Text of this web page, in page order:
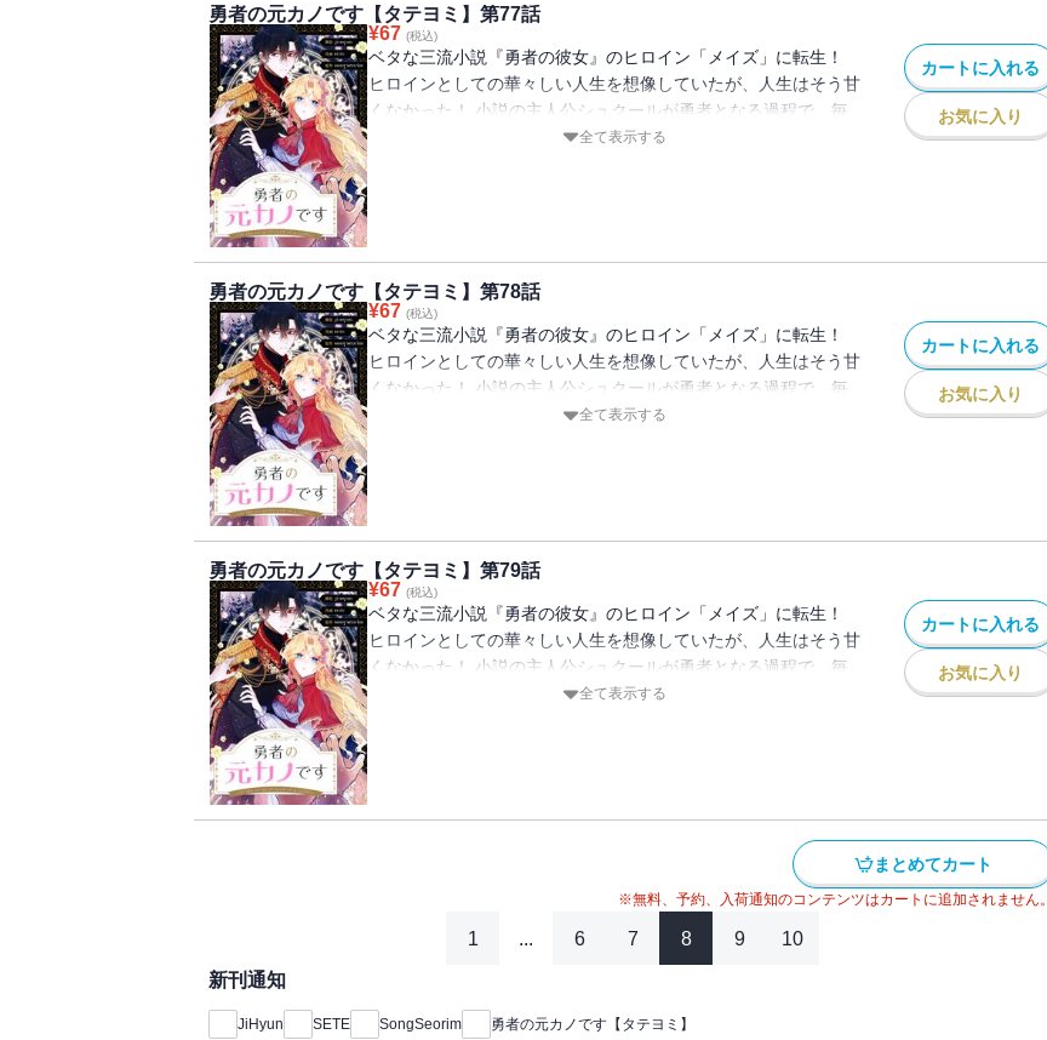
勇者の元カノです【タテヨミ】第77話
¥67 (税込)
ベタな三流小説『勇者の彼女』のヒロイン「メイズ」に転生！
ヒロインとしての華々しい人生を想像していたが、人生はそう甘
くなかった！ 小説の主人公シュクールが勇者となる過程で、毎
日のように誘拐されたり、彼が他の女たちとイチャつくのを見て
全て表示する
カートに入れる
お気に入り
勇者の元カノです【タテヨミ】第78話
¥67 (税込)
ベタな三流小説『勇者の彼女』のヒロイン「メイズ」に転生！
ヒロインとしての華々しい人生を想像していたが、人生はそう甘
くなかった！ 小説の主人公シュクールが勇者となる過程で、毎
日のように誘拐されたり、彼が他の女たちとイチャつくのを見て
全て表示する
カートに入れる
お気に入り
勇者の元カノです【タテヨミ】第79話
¥67 (税込)
ベタな三流小説『勇者の彼女』のヒロイン「メイズ」に転生！
ヒロインとしての華々しい人生を想像していたが、人生はそう甘
くなかった！ 小説の主人公シュクールが勇者となる過程で、毎
日のように誘拐されたり、彼が他の女たちとイチャつくのを見て
全て表示する
カートに入れる
お気に入り
まとめてカート
※無料、予約、入荷通知のコンテンツはカートに追加されません。
1 ... 6 7 8 9 10
新刊通知
JiHyun SETE SongSeorim 勇者の元カノです【タテヨミ】